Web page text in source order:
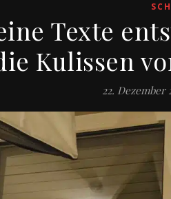
Texte
Kulissen
22. Dezember